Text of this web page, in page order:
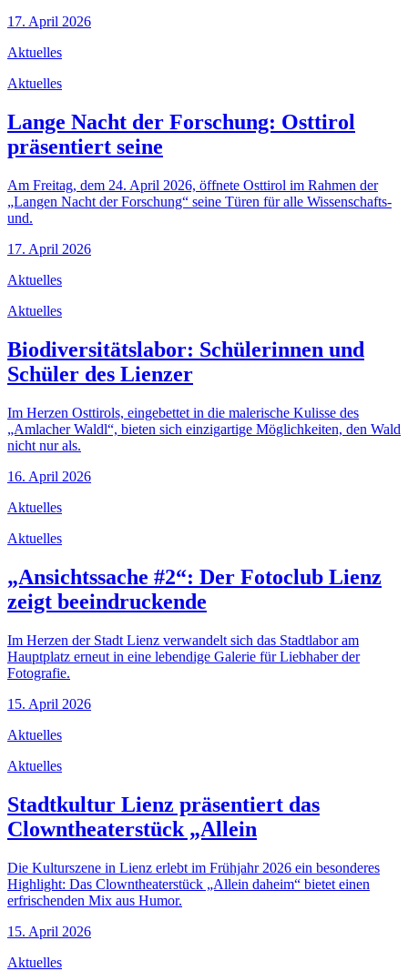
17. April 2026
Aktuelles
Aktuelles
Lange Nacht der Forschung: Osttirol
präsentiert seine
Am Freitag, dem 24. April 2026, öffnete Osttirol im Rahmen der
„Langen Nacht der Forschung“ seine Türen für alle Wissenschafts-
und.
17. April 2026
Aktuelles
Aktuelles
Biodiversitätslabor: Schülerinnen und
Schüler des Lienzer
Im Herzen Osttirols, eingebettet in die malerische Kulisse des
„Amlacher Waldl“, bieten sich einzigartige Möglichkeiten, den Wald
nicht nur als.
16. April 2026
Aktuelles
Aktuelles
„Ansichtssache #2“: Der Fotoclub Lienz
zeigt beeindruckende
Im Herzen der Stadt Lienz verwandelt sich das Stadtlabor am
Hauptplatz erneut in eine lebendige Galerie für Liebhaber der
Fotografie.
15. April 2026
Aktuelles
Aktuelles
Stadtkultur Lienz präsentiert das
Clowntheaterstück „Allein
Die Kulturszene in Lienz erlebt im Frühjahr 2026 ein besonderes
Highlight: Das Clowntheaterstück „Allein daheim“ bietet einen
erfrischenden Mix aus Humor.
15. April 2026
Aktuelles